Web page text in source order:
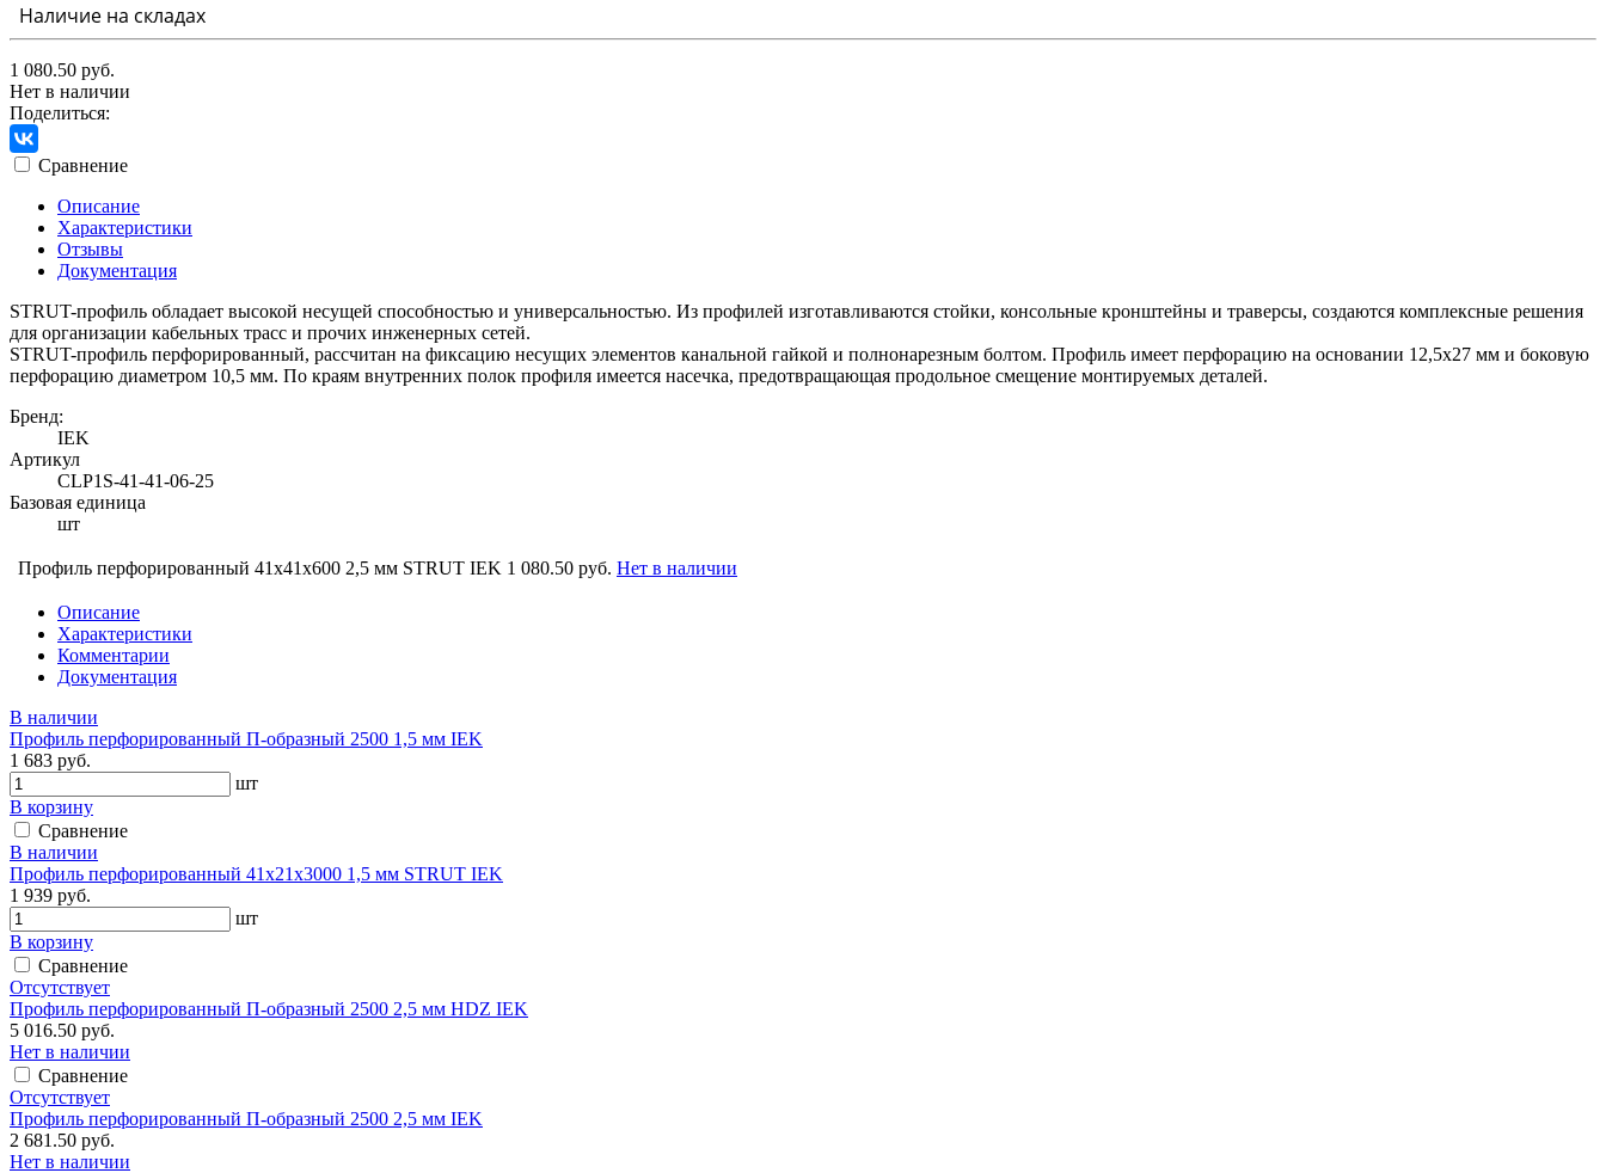
Наличие на складах
1 080.50 руб.
Нет в наличии
Поделиться:
Сравнение
Описание
Характеристики
Отзывы
Документация
STRUT-профиль обладает высокой несущей способностью и универсальностью. Из профилей изготавливаются стойки, консольные кронштейны и траверсы, создаются комплексные решения
для организации кабельных трасс и прочих инженерных сетей.
STRUT-профиль перфорированный, рассчитан на фиксацию несущих элементов канальной гайкой и полнонарезным болтом. Профиль имеет перфорацию на основании 12,5х27 мм и боковую
перфорацию диаметром 10,5 мм. По краям внутренних полок профиля имеется насечка, предотвращающая продольное смещение монтируемых деталей.
Бренд:
IEK
Артикул
CLP1S-41-41-06-25
Базовая единица
шт
Профиль перфорированный 41x41х600 2,5 мм STRUT IEK 1 080.50 руб. Нет в наличии
Описание
Характеристики
Комментарии
Документация
В наличии
Профиль перфорированный П-образный 2500 1,5 мм IEK
1 683 руб.
шт
В корзину
Сравнение
В наличии
Профиль перфорированный 41х21х3000 1,5 мм STRUT IEK
1 939 руб.
шт
В корзину
Сравнение
Отсутствует
Профиль перфорированный П-образный 2500 2,5 мм HDZ IEK
5 016.50 руб.
Нет в наличии
Сравнение
Отсутствует
Профиль перфорированный П-образный 2500 2,5 мм IEK
2 681.50 руб.
Нет в наличии